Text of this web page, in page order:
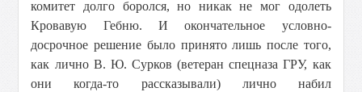
комитет долго боролся, но никак не мог одолеть
Кровавую Гебню. И окончательное условно-
досрочное решение было принято лишь после того,
как лично В. Ю. Сурков (ветеран спецназа ГРУ, как
они когда-то рассказывали) лично набил